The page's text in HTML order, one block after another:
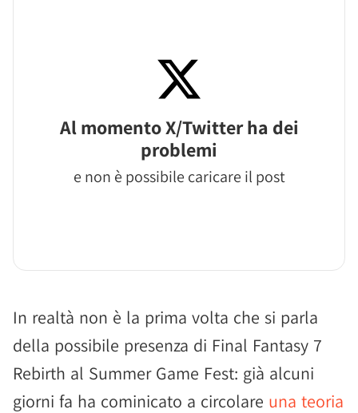
Al momento X/Twitter ha dei
problemi
e non è possibile caricare il post
In realtà non è la prima volta che si parla
della possibile presenza di Final Fantasy 7
Rebirth al Summer Game Fest: già alcuni
giorni fa ha cominicato a circolare una teoria